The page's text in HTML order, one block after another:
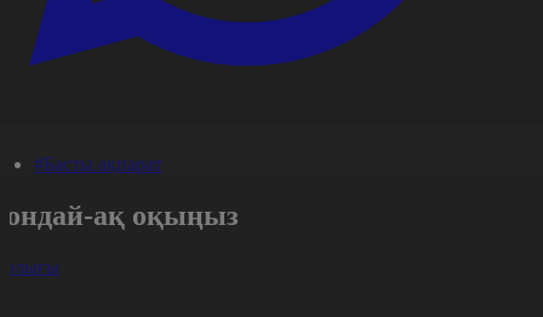
#Басты ақпарат
ақ оқыңыз